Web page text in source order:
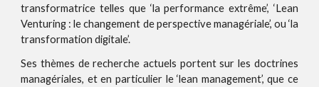
transformatrice telles que ‘la performance extrême’, ‘Lean
Venturing : le changement de perspective managériale’, ou ‘la
transformation digitale’.
Ses thèmes de recherche actuels portent sur les doctrines
managériales, et en particulier le ‘lean management’, que ce